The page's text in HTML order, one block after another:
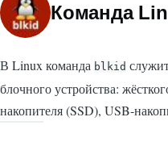
Команда
В Linux команда blkid
блочного устройства:
накопителя (SSD), USB-